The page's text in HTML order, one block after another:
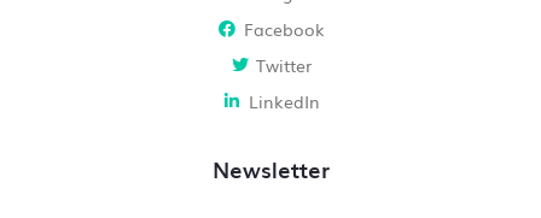
Facebook
Twitter
LinkedIn
Newsletter